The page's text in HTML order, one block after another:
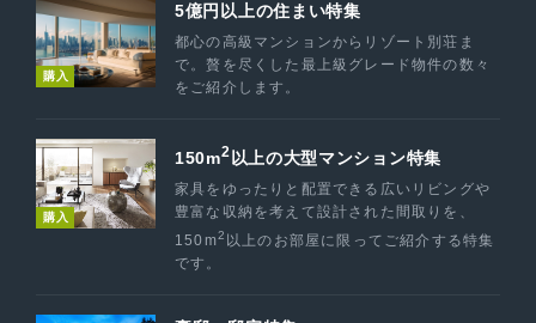
購入
5億円以上の住まい特集
都心の高級マンションからリゾート別荘ま
で。贅を尽くした最上級グレード物件の数々
をご紹介します。
購入
150m2 以上の大型マンション特集
家具をゆったりと配置できる広いリビングや
豊富な収納を考えて設計された間取りを、
150m2 以上のお部屋に限ってご紹介する特集
です。